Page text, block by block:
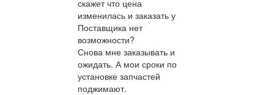
скажет что цена
изменилась и заказать у
Поставщика нет
возможности?
Снова мне заказывать и
ожидать. А мои сроки по
установке запчастей
поджимают.